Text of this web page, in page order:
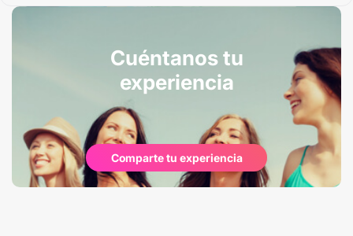
Cuéntanos tu
experiencia
Comparte tu experiencia